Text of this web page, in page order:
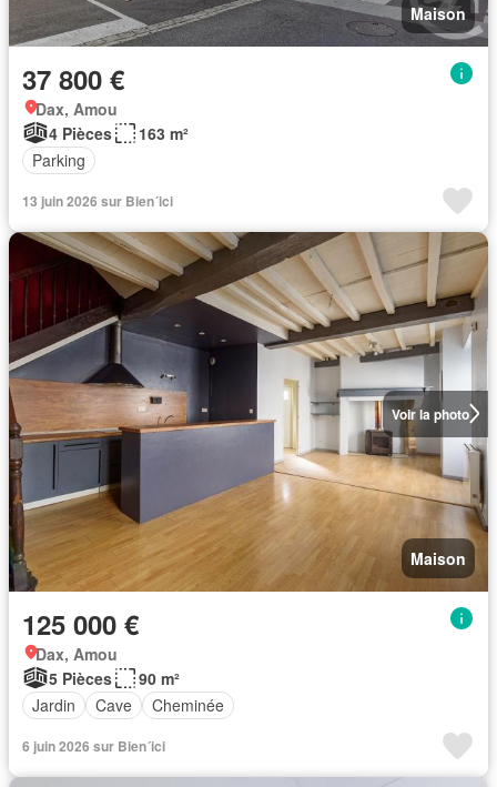
Maison
37 800 €
Dax, Amou
4 Pièces
163 m²
Parking
13 juin 2026 sur Bien´ici
Voir la photo
Maison
125 000 €
Dax, Amou
5 Pièces
90 m²
Jardin
Cave Cheminée
6 juin 2026 sur Bien´ici